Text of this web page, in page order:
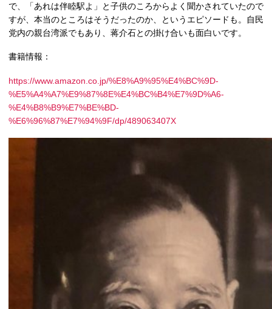
で、「あれは伴睦駅よ」と子供のころからよく聞かされていたので
すが、本当のところはそうだったのか、というエピソードも。自民
党内の親台湾派でもあり、蒋介石との掛け合いも面白いです。
書籍情報：
https://www.amazon.co.jp/%E8%A9%95%E4%BC%9D-
%E5%A4%A7%E9%87%8E%E4%BC%B4%E7%9D%A6-
%E4%B8%B9%E7%BE%BD-
%E6%96%87%E7%94%9F/dp/489063407X